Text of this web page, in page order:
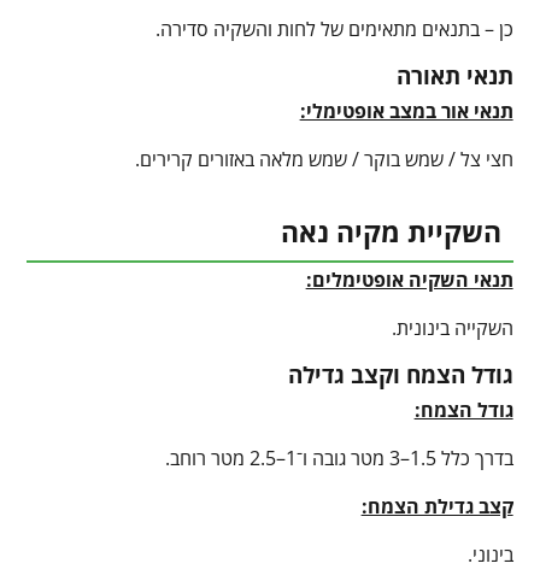
כן – בתנאים מתאימים של לחות והשקיה סדירה.
תנאי תאורה
תנאי אור במצב אופטימלי:
חצי צל / שמש בוקר / שמש מלאה באזורים קרירים.
השקיית מקיה נאה
תנאי השקיה אופטימלים:
השקייה בינונית.
גודל הצמח וקצב גדילה
גודל הצמח:
בדרך כלל 1.5–3 מטר גובה ו־1–2.5 מטר רוחב.
קצב גדילת הצמח:
בינוני.